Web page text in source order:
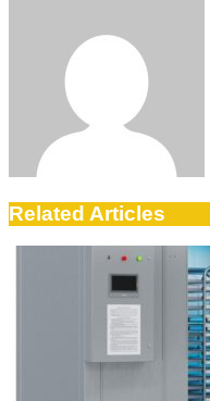
Related Articles